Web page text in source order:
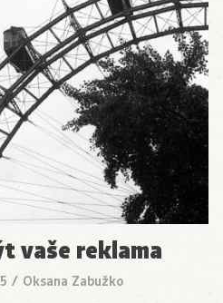
vaše reklama
/ Oksana Zabužko